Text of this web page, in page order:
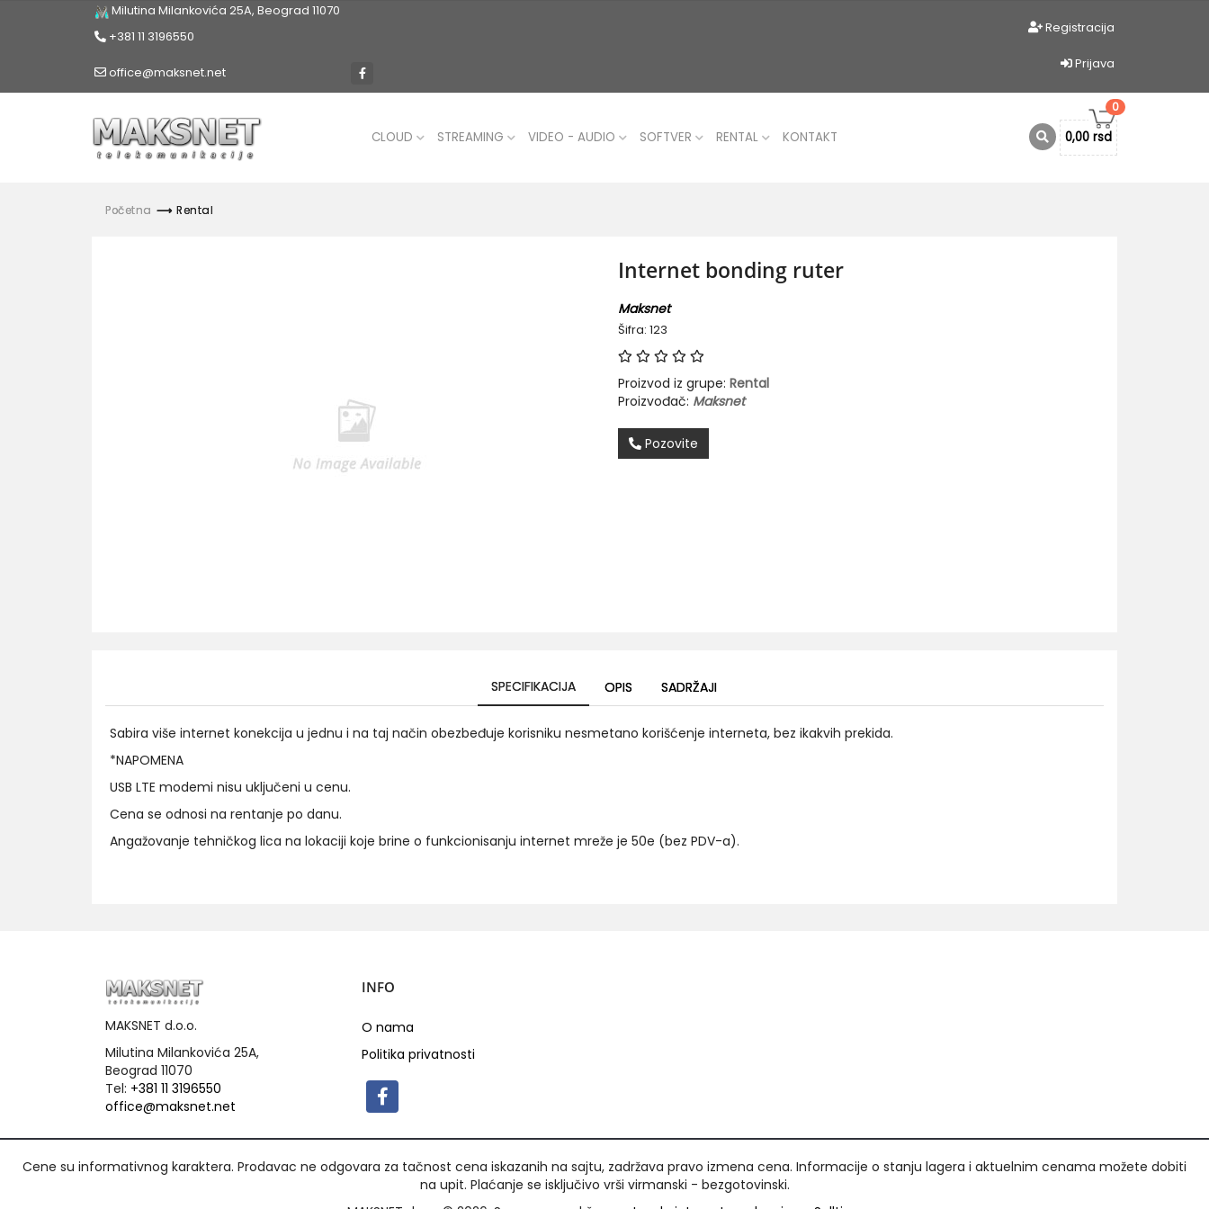
Milutina Milankovića 25A, Beograd 11070
+381 11 3196550
office@maksnet.net
Registracija
Prijava
CLOUD STREAMING VIDEO - AUDIO SOFTVER RENTAL KONTAKT
0
0,00 rsd
Početna Rental
Internet bonding ruter
Maksnet
Šifra: 123
Proizvod iz grupe: Rental
Proizvođač: Maksnet
Pozovite
SPECIFIKACIJA OPIS SADRŽAJI
Sabira više internet konekcija u jednu i na taj način obezbeđuje korisniku nesmetano korišćenje interneta, bez ikakvih prekida.
*NAPOMENA
USB LTE modemi nisu uključeni u cenu.
Cena se odnosi na rentanje po danu.
Angažovanje tehničkog lica na lokaciji koje brine o funkcionisanju internet mreže je 50e (bez PDV-a).
MAKSNET d.o.o.
Milutina Milankovića 25A,
Beograd 11070
Tel: +381 11 3196550
office@maksnet.net
INFO
O nama
Politika privatnosti
Cene su informativnog karaktera. Prodavac ne odgovara za tačnost cena iskazanih na sajtu, zadržava pravo izmena cena. Informacije o stanju lagera i aktuelnim cenama možete dobiti
na upit. Plaćanje se isključivo vrši virmanski - bezgotovinski.